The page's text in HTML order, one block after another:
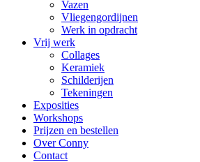
Vazen
Vliegengordijnen
Werk in opdracht
Vrij werk
Collages
Keramiek
Schilderijen
Tekeningen
Exposities
Workshops
Prijzen en bestellen
Over Conny
Contact